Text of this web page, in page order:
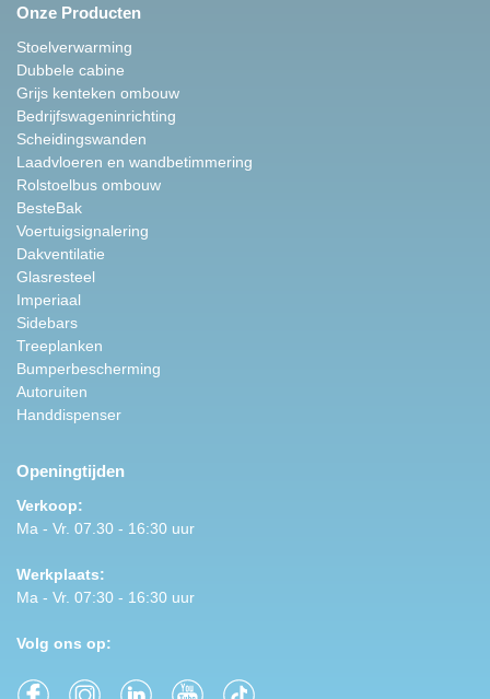
Onze Producten
Stoelverwarming
Dubbele cabine
Grijs kenteken ombouw
Bedrijfswageninrichting
Scheidingswanden
Laadvloeren en wandbetimmering
Rolstoelbus ombouw
BesteBak
Voertuigsignalering
Dakventilatie
Glasresteel
Imperiaal
Sidebars
Treeplanken
Bumperbescherming
Autoruiten
Handdispenser
Openingtijden
Verkoop:
Ma - Vr. 07.30 - 16:30 uur
Werkplaats:
Ma - Vr. 07:30 - 16:30 uur
Volg ons op: